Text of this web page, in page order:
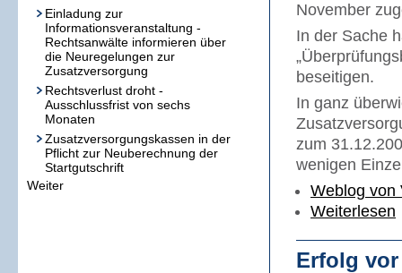
Einladung zur
Informationsveranstaltung -
Rechtsanwälte informieren über
die Neuregelungen zur
Zusatzversorgung
Rechtsverlust droht -
Ausschlussfrist von sechs
Monaten
Zusatzversorgungskassen in der
Pflicht zur Neuberechnung der
Startgutschrift
Weiter
November
In der Sache
beseitigen.
In ganz
zum
wenigen
Weblog von
Weiterlesen
Erfolg